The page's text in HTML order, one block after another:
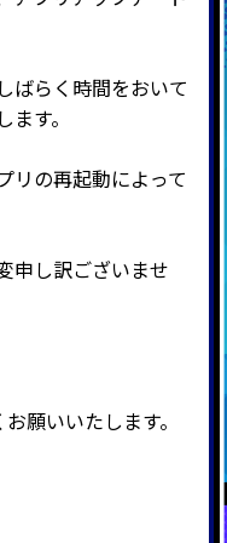
ばらく時間をおいて
す。
リの再起動によって
申し訳ございませ
願いいたします。